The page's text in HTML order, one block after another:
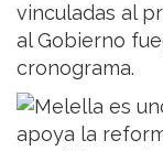
vinculadas al
al Gobierno
cronograma.